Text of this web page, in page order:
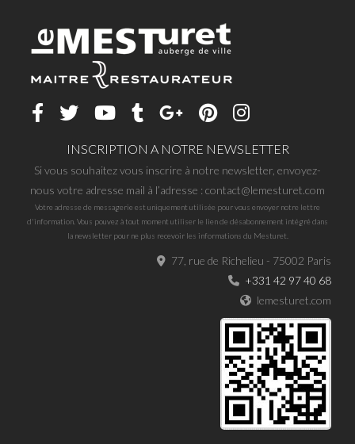
INSCRIPTION A NOTRE NEWSLETTER
Si vous souhaitez vous inscrire à notre newsletter, envoyez-
nous votre adresse mail à l’adresse : contact@lemesturet.com
Votre adresse de messagerie est uniquement utilisée pour vous envoyer notre lettre
d'information. Vous pouvez à tout moment utiliser le lien de désabonnement intégré dans
la newsletter pour ne plus recevoir les informations du Mesturet.
77, rue de Richelieu - 75002 Paris
+331 42 97 40 68
lemesturet.com